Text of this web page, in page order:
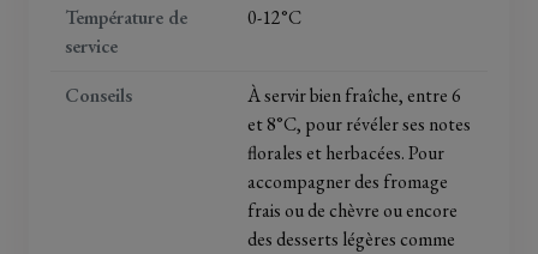
Température de
service
0-12°C
Conseils
À servir bien fraîche, entre 6
et 8°C, pour révéler ses notes
florales et herbacées. Pour
accompagner des fromage
frais ou de chèvre ou encore
des desserts légères comme